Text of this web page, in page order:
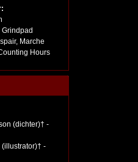
Marche
Hours
(dichter)† -
-